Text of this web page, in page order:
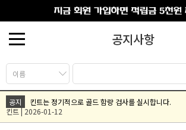
출석체크
공지사항
공지
킨트는 정기적으로 골드 함량 검사를 실시합니다.
킨트 | 2026-01-12